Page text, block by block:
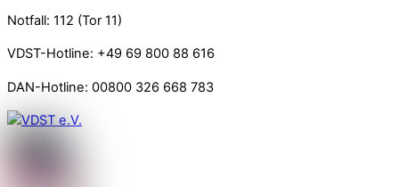
Notfall: 112 (Tor 11)
VDST-Hotline: +49 69 800 88 616
DAN-Hotline: 00800 326 668 783